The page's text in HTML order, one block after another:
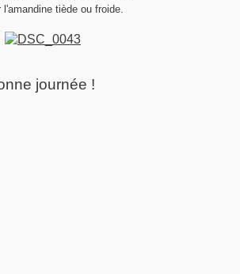
l'amandine tiède ou froide.
journée !